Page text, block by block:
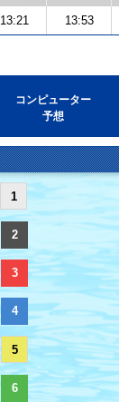
13:21 13:53
コンピューター
予想
1
2
3
4
5
6